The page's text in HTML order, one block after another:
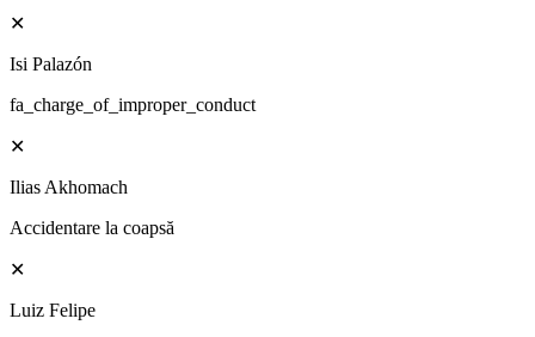
✕
Isi Palazón
fa_charge_of_improper_conduct
✕
Ilias Akhomach
Accidentare la coapsă
✕
Luiz Felipe